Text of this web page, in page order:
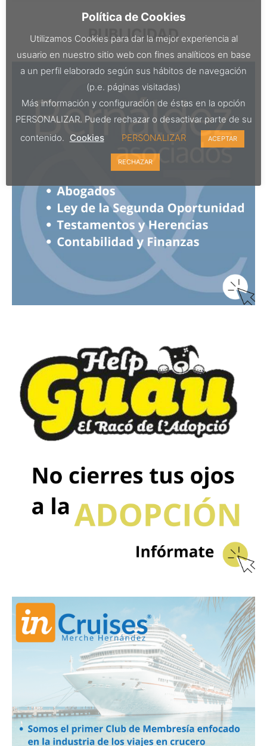
PUBLICIDAD
Política de Cookies
Utilizamos Cookies para dar la mejor experiencia al
usuario en nuestro sitio web con fines analíticos en base
a un perfil elaborado según sus hábitos de navegación
(p.e. páginas visitadas)
Más información y configuración de éstas en la opción
PERSONALIZAR. Puede rechazar o desactivar parte de su
contenido. Cookies PERSONALIZAR ACEPTAR
RECHAZAR